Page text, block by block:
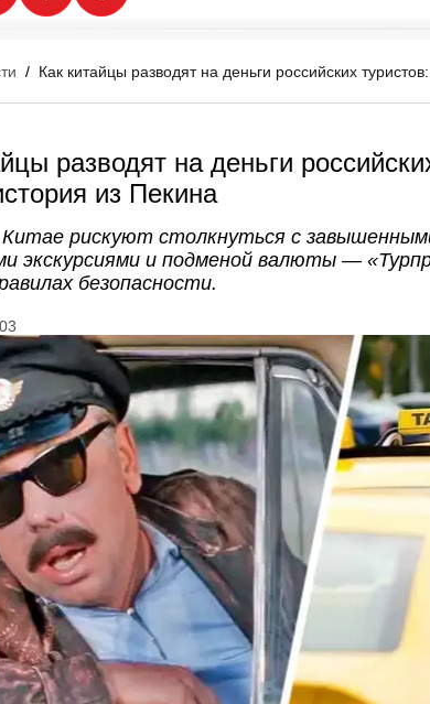
/ Как китайцы разводят на деньги российских
разводят на деньги
из Пекина
рискуют столкнуться с
экскурсиями и подменой валюты —
безопасности.